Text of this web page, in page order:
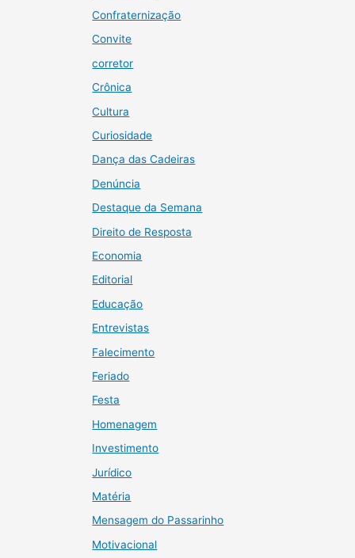
Confraternização
Convite
corretor
Crônica
Cultura
Curiosidade
Dança das Cadeiras
Denúncia
Destaque da Semana
Direito de Resposta
Economia
Editorial
Educação
Entrevistas
Falecimento
Feriado
Festa
Homenagem
Investimento
Jurídico
Matéria
Mensagem do Passarinho
Motivacional